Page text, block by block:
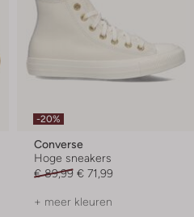
-20%
Converse
Hoge sneakers
€ 89,99 € 71,99
+ meer kleuren